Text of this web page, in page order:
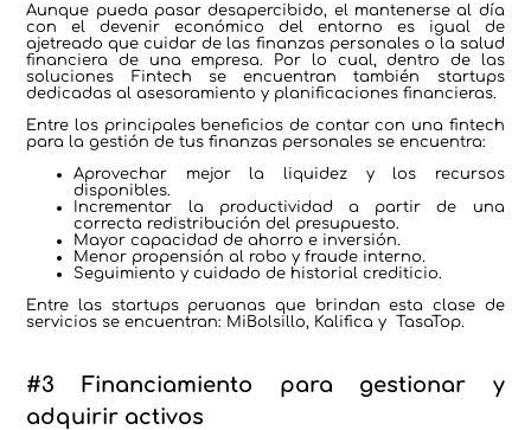
Aunque pueda pasar desapercibido, el mantenerse al día
con el devenir económico del entorno es igual de
ajetreado que cuidar de las finanzas personales o la salud
financiera de una empresa. Por lo cual, dentro de las
soluciones Fintech se encuentran también startups
dedicadas al asesoramiento y planificaciones financieras.
Entre los principales beneficios de contar con una fintech
para la gestión de tus finanzas personales se encuentra:
Aprovechar mejor la liquidez y los recursos
disponibles.
Incrementar la productividad a partir de una
correcta redistribución del presupuesto.
Mayor capacidad de ahorro e inversión.
Menor propensión al robo y fraude interno.
Seguimiento y cuidado de historial crediticio.
Entre las startups peruanas que brindan esta clase de
servicios se encuentran: MiBolsillo, Kalifica y TasaTop.
#3 Financiamiento para gestionar y
adquirir activos